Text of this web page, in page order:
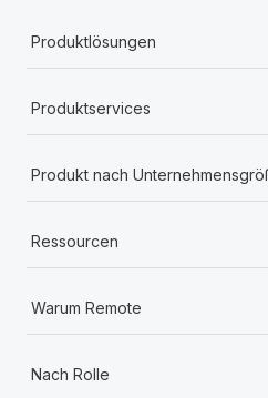
Produktlösungen
Produktservices
Produkt nach
Ressourcen
Warum Remote
Nach Rolle